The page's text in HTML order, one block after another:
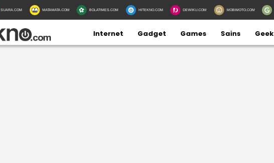
SUARA.COM MATAMATA.COM BOLATIMES.COM HITEKNO.COM DEWIKU.COM MOBIMOTO.COM
Internet Gadget Games Sains Geek